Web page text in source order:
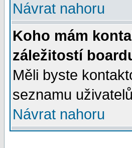
Návrat nahoru
Koho mám
záležitostí
Měli byste
seznamu
Návrat nahoru